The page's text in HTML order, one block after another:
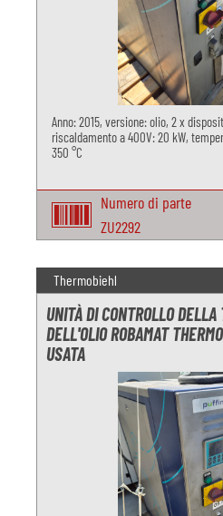
Anno: 2015, versione: olio, 2 x
riscaldamento a 400V: 20 kW,
350 °C
Numero di parte
ZU2292
Thermobiehl
UNITÀ DI CONTROLLO
DELL'OLIO ROBAMAT
USATA